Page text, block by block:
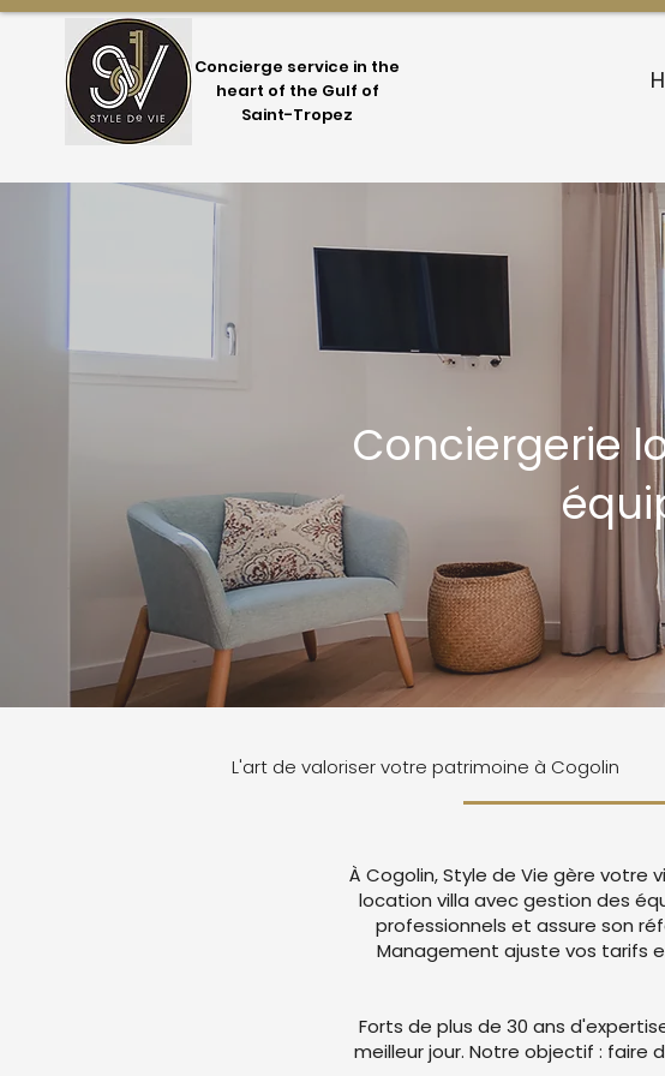
Concierge service in the
heart of the Gulf of
Saint-Tropez
Conciergerie
L'art de valoriser votre patrimoine à Cogolin
À Cogolin, Style de Vie gère
location villa avec gestion des
professionnels et assure son
Management ajuste vos tarifs
Forts de plus de 30 ans
meilleur jour. Notre objectif : faire